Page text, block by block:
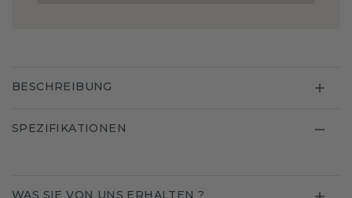
BESCHREIBUNG
SPEZIFIKATIONEN
WAS SIE VON UNS ERHALTEN ?